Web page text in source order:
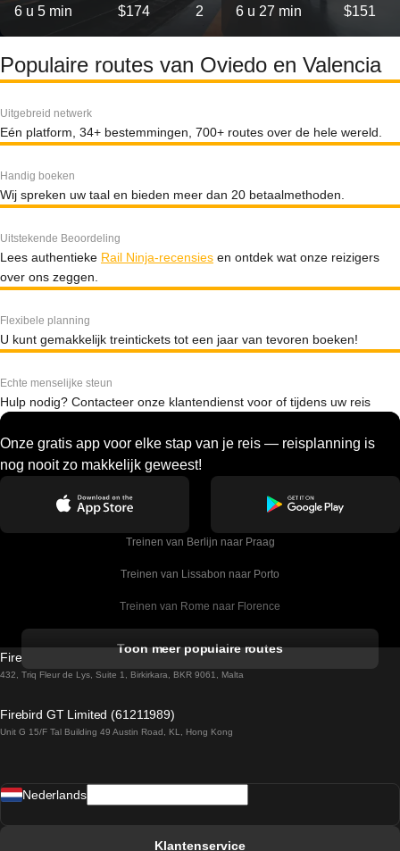
6 u 5 min $174 2 6 u 27 min $151
Populaire routes van Oviedo en Valencia
Uitgebreid netwerk
Eén platform, 34+ bestemmingen, 700+ routes over de hele wereld.
Handig boeken
Wij spreken uw taal en bieden meer dan 20 betaalmethoden.
Uitstekende Beoordeling
Lees authentieke Rail Ninja-recensies en ontdek wat onze reizigers
over ons zeggen.
Flexibele planning
U kunt gemakkelijk treintickets tot een jaar van tevoren boeken!
Echte menselijke steun
Hulp nodig? Contacteer onze klantendienst voor of tijdens uw reis
Onze gratis app voor elke stap van je reis — reisplanning is
nog nooit zo makkelijk geweest!
Treinen van Berlijn naar Praag
Treinen van Lissabon naar Porto
Treinen van Rome naar Florence
Treinen van Sevilla naar Barcelona
Treinen van Praag naar Wenen
Toon meer populaire routes
Firebird GT Limited (OC 1451)
432, Triq Fleur de Lys, Suite 1, Birkirkara, BKR 9061, Malta
Firebird GT Limited (61211989)
Unit G 15/F Tal Building 49 Austin Road, KL, Hong Kong
Nederlands
Klantenservice